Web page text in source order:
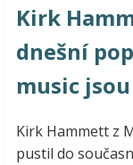
Kirk
dnešní
music
Kirk Hammett z
pustil do